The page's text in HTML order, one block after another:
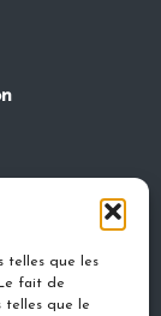
telles que les
fait de
telles que le